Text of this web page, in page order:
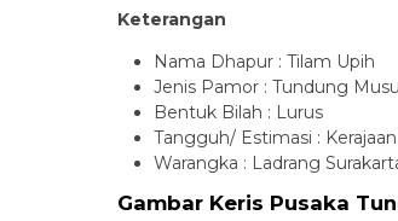
Keterangan
Nama Dhapur : Tilam Upih
Jenis Pamor : Tundung
Bentuk Bilah : Lurus
Tangguh/ Estimasi :
Warangka : Ladrang
Gambar Keris Pusaka